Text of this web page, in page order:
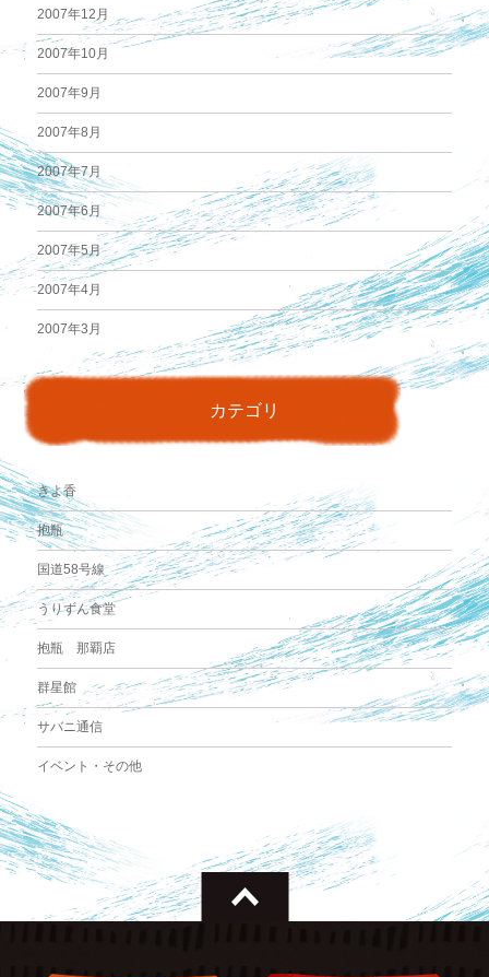
2007年12月
2007年10月
2007年9月
2007年8月
2007年7月
2007年6月
2007年5月
2007年4月
2007年3月
カテゴリ
きよ香
抱瓶
国道58号線
うりずん食堂
抱瓶 那覇店
群星館
サバニ通信
イベント・その他